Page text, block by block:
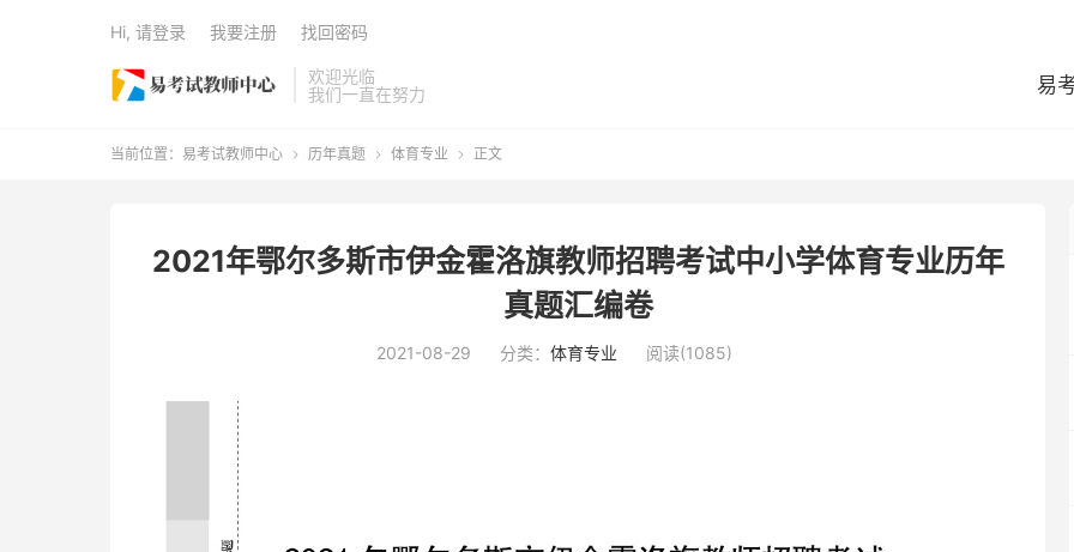
欢迎光临
我们一直在努力
易
Hi, 请登录 我要注册 找回密码
当前位置： 易考试教师中心  历年真题  体育专业  正文
2021年鄂尔多斯市伊金霍洛旗教师招聘考试中小学体育专业历年
真题汇编卷
2021-08-29 分类： 体育专业 阅读(1085)